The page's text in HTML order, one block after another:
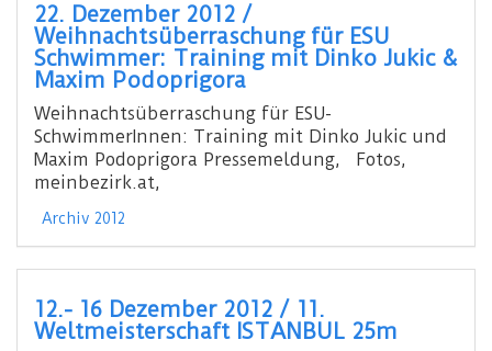
22. Dezember 2012 /
Weihnachtsüberraschung für ESU
Schwimmer: Training mit Dinko Jukic &
Maxim Podoprigora
Weihnachtsüberraschung für ESU-
SchwimmerInnen: Training mit Dinko Jukic und
Maxim Podoprigora Pressemeldung, Fotos,
meinbezirk.at,
Archiv 2012
12.- 16 Dezember 2012 / 11.
Weltmeisterschaft ISTANBUL 25m